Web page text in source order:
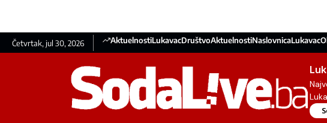
Četvrtak, jul 30, 2026 AktuelnostiLukavacDruštvoAktuelnostiNaslovnicaLukavac